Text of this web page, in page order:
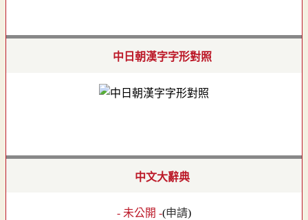
中日朝漢字字形對照
中文大辭典
- 未公開 -(申請)